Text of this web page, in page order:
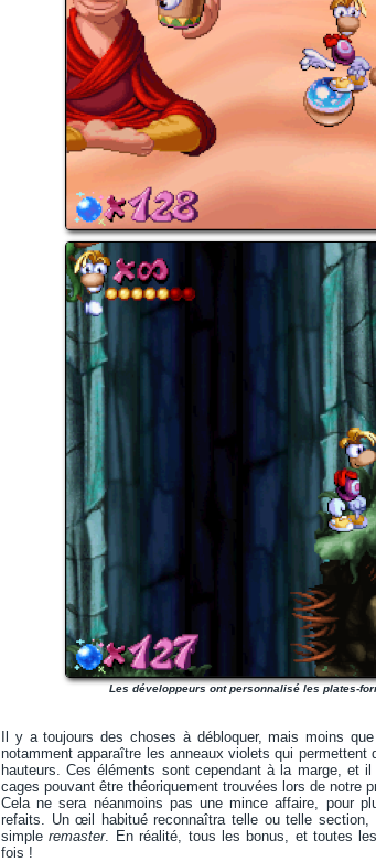
Les développeurs ont personnalisé les plates-
Il y a toujours des choses à débloquer, mais moins
notamment apparaître les anneaux violets qui
hauteurs. Ces éléments sont cependant à la marge, et
cages pouvant être théoriquement trouvées lors de notre
Cela ne sera néanmoins pas une mince affaire, pour
refaits. Un œil habitué reconnaîtra telle ou telle
simpleremaster. En réalité, tous les bonus, et toutes
fois !